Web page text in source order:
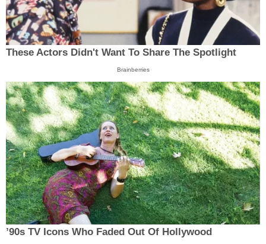
These Actors Didn't Want To Share The Spotlight
Brainberries
’90s TV Icons Who Faded Out Of Hollywood